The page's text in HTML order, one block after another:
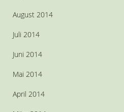
August 2014
Juli 2014
Juni 2014
Mai 2014
April 2014